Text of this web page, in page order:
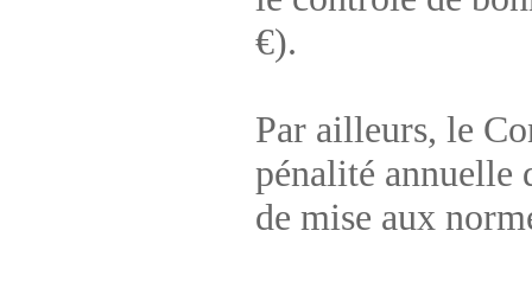
€).
Par ailleurs, le
pénalité annuelle
de mise aux